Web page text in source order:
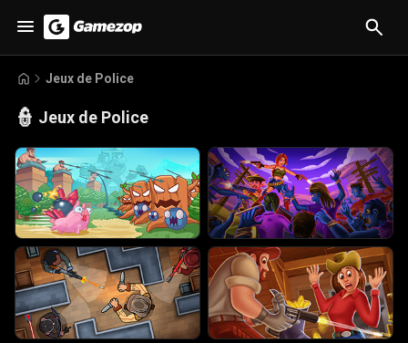
Jeux de Police
👮 Jeux de Police